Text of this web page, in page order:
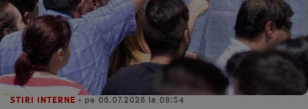
STIRI INTERNE • pe 06.07.2026 la 08:54